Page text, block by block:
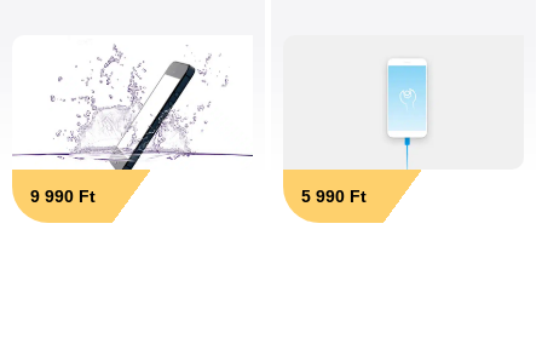
9 990 Ft 5 990 Ft